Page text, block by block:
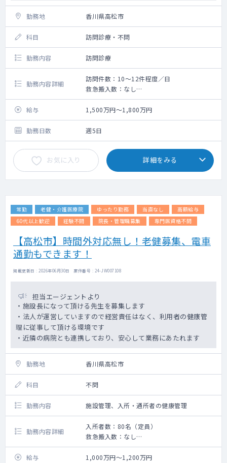
勤務地 香川県高松市
科目 訪問診療・不問
勤務内容 訪問診療
勤務内容詳細
訪問件数：10～12件程度／日
救急搬入数：なし
・クリニック全体で居宅50件、施設全体で
100人以下
居宅中心ですが施設だと1/3カウント（3人
を診て1人診た計算）
・訪問予定に沿って、施設や患者様のご自宅
へ伺います。（看護師が同行・運転します）
・モバイルカルテを持参いたします
・オンコールに関しては、24時間体制である
ため当番制で対応して頂くことになります
日も）は事務職員が、夜間は訪問看護ステー
ションの看護師が対応。
になっています。（オンコール担当頻度は年
数回程度）
給与 1,500万円～1,800万円
勤務日数 週5日
お気に入り 詳細をみる
常勤 老健・介護医療院 ゆったり勤務 当直なし
高額給与
60代以上歓迎
経験不問 院長・管理職募集 専門医資格不問
【高松市】時間外対応無し！老健募集、電車
通勤もできます！
掲載更新日 : 2026年06月30日 案件番号 : 24-JW007108
担当エージェントより
・施設長になって頂ける先生を募集します
・法人が運営していますので経営責任はなく、利用者の健康管
理に従事して頂ける環境です
・近隣の病院とも連携しており、安心して業務にあたれます
勤務地 香川県高松市
科目 不問
勤務内容 施設管理、入所・通所者の健康管理
勤務内容詳細
入所者数：80名（定員）
救急搬入数：なし
老健施設の入所者・通所者の健康管理をお願
いします。
給与 1,000万円～1,200万円